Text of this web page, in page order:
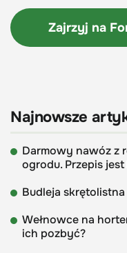
Zajrzyj na
Najnowsze
Darmowy nawóz z
ogrodu. Przepis
Budleja skrętolistna
Wełnowce na
ich pozbyć?